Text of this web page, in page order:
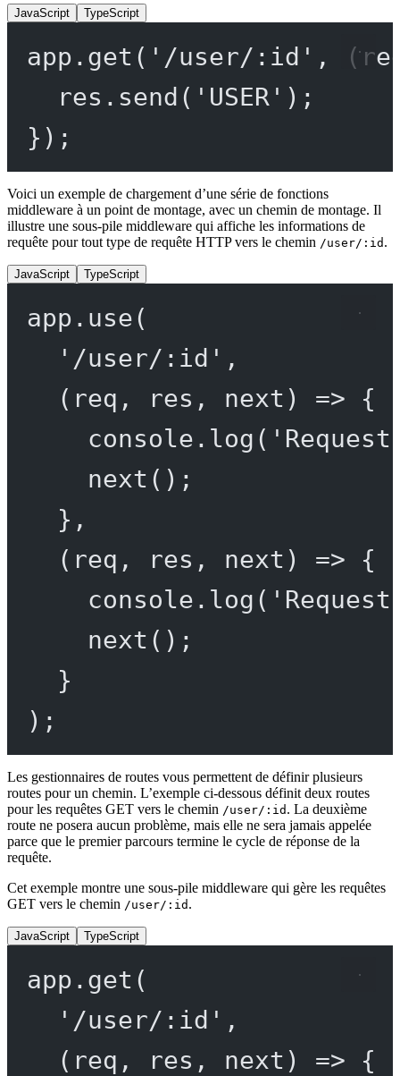
JavaScript TypeScript
app. get ( '/user/:id' , (
res. send ( 'USER' );
});
Voici un exemple de chargement d’une série de fonctions
middleware à un point de montage, avec un chemin de montage. Il
illustre une sous-pile middleware qui affiche les informations de
requête pour tout type de requête HTTP vers le chemin /user/:id .
JavaScript TypeScript
app. use(
'/user/:id' ,
( req , res , next ) => {
console. log (
next ();
},
( req , res , next ) => {
console. log (
next ();
}
);
Les gestionnaires de routes vous permettent de définir plusieurs
routes pour un chemin. L’exemple ci-dessous définit deux routes
pour les requêtes GET vers le chemin /user/:id . La deuxième
route ne posera aucun problème, mais elle ne sera jamais appelée
parce que le premier parcours termine le cycle de réponse de la
requête.
Cet exemple montre une sous-pile middleware qui gère les requêtes
GET vers le chemin /user/:id .
JavaScript TypeScript
app. get (
'/user/:id' ,
( req , res , next ) => {